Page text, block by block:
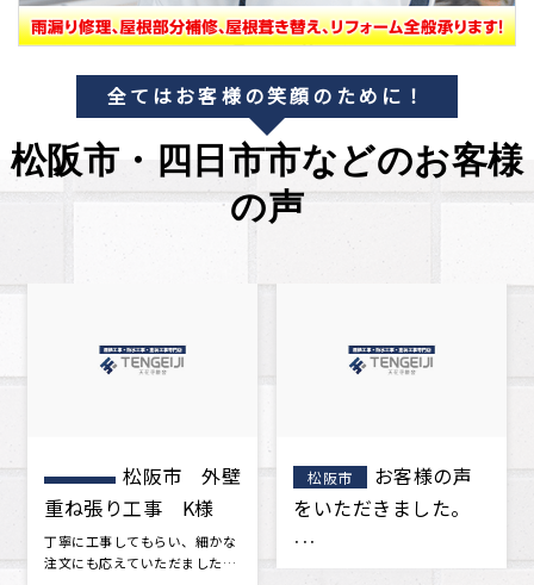
全てはお客様の笑顔のために！
松阪市・四日市市などのお客様
の声
松阪市
松阪市 屋
根工事 葺き替え工
事 A様邸
今回築年数が15年をすぎ、一度
点検をした方がいいかもしれな
松阪市 外
重ね張り工事 K様
注文にも応えていただました